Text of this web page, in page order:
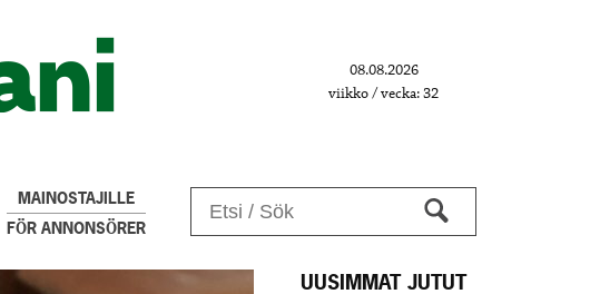
08.08.2026
viikko / vecka: 32
MAINOSTAJILLE
FÖR ANNONSÖRER
UUSIMMAT JUTUT